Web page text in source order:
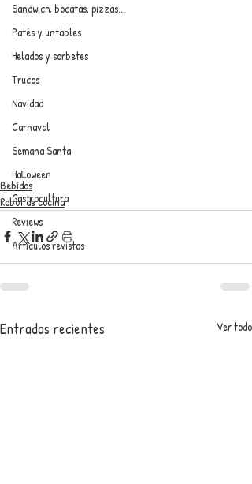
Sandwich, bocatas, pizzas...
Patés y untables
Helados y sorbetes
Trucos
Navidad
Carnaval
Semana Santa
Halloween
Gastrocultura
Reviews
Artículos revistas
Bebidas
Robot de cocina
Entradas recientes Ver todo